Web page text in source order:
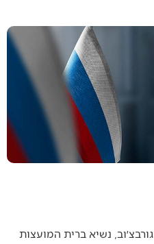
נשיא ברית המועצות